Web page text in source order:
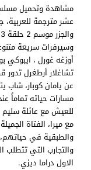
عشر مترجمة للعربية،
وسيرفرات سريعة
أوزغه غورل ، ايبوكي
عن يامان كوبار،
مسارات حياته تماماً
للعيش مع عائلة
مع ميرا، الفتاة
والطبقية في
والتجارب التي تتطلب
الاول دراما ديزي.